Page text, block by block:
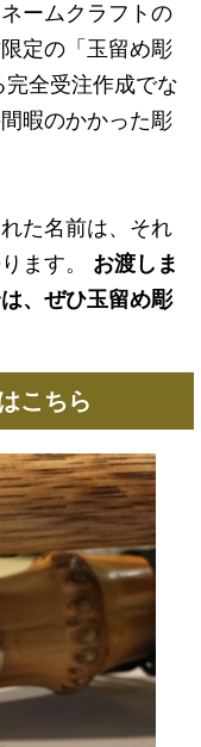
ームクラフトの
定の「玉留め彫
全受注作成でな
暇のかかった彫
た名前は、それ
ます。 お渡しま
、ぜひ玉留め彫
こちら